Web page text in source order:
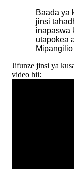
Baada ya
jinsi
inapaswa
utapokea
Mipangilio
Jifunze jinsi ya
video hii: